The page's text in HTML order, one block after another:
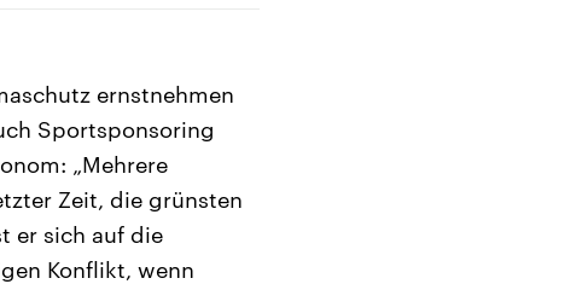
ernstnehmen
Sportsponsoring
„Mehrere
Zeit, die grünsten
er sich auf die
Konflikt, wenn